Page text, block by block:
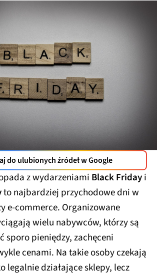
do ulubionych źródeł w Google
z wydarzeniami Black Fridayi
to najbardziej przychodowe dni w
e-commerce. Organizowane
wielu nabywców, którzy są
sporo pieniędzy, zachęceni
cenami. Na takie osoby czekają
legalnie działające sklepy, lecz